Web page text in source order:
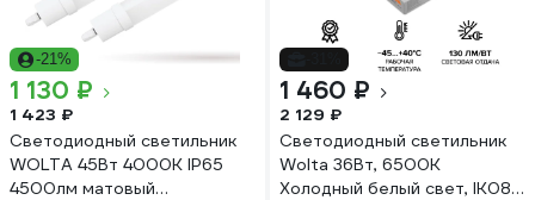
-21%
1 130 ₽
1 423 ₽
Светодиодный светильник
WOLTA 45Вт 4000К IP65
4500лм матовый
1 460 ₽
2 129 ₽
Светодиодный светильник
Wolta 36Вт, 6500К
Холодный белый свет, IK08,